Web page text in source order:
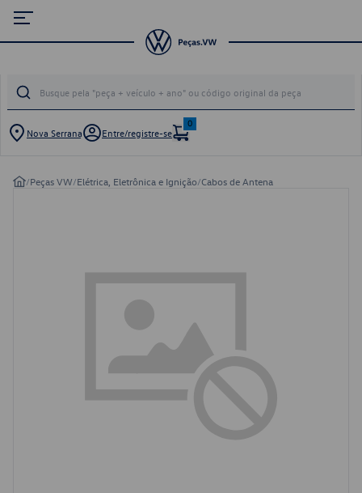
Nova Serrana Entre/registre-se
0
/Peças VW/Elétrica, Eletrônica e Ignição/Cabos de Antena